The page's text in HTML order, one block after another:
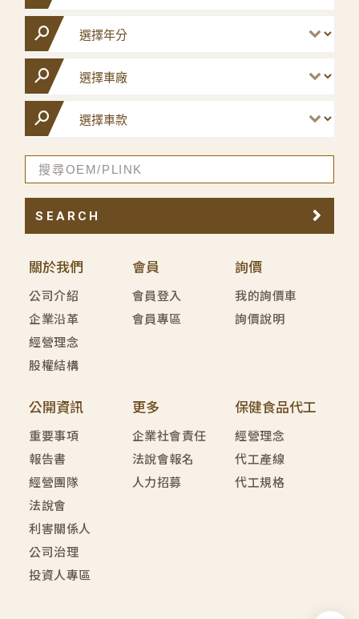
關於我們
公司介紹
企業沿革
經營理念
股權結構
會員
會員登入
會員專區
詢價
我的詢價車
詢價說明
公開資訊
重要事項
報告書
經營團隊
法說會
利害關係人
公司治理
投資人專區
更多
企業社會責任
法說會報名
人力招募
保健食品代工
經營理念
代工產線
代工規格
SEARCH